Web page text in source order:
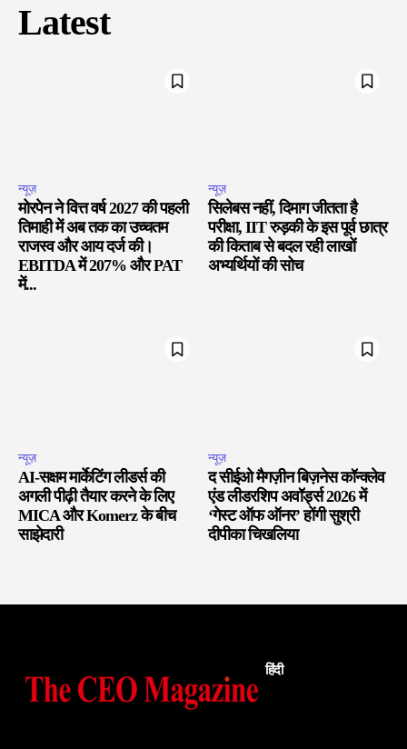
Latest
न्यूज़
मोरपेन ने वित्त वर्ष 2027 की पहली
तिमाही में अब तक का उच्चतम
राजस्व और आय दर्ज की।
EBITDA में 207% और PAT
में...
न्यूज़
सिलेबस नहीं, दिमाग जीतता है
परीक्षा, IIT रुड़की के इस पूर्व छात्र
की किताब से बदल रही लाखों
अभ्यर्थियों की सोच
न्यूज़
AI-सक्षम मार्केटिंग लीडर्स की
अगली पीढ़ी तैयार करने के लिए
MICA और Komerz के बीच
साझेदारी
न्यूज़
द सीईओ मैगज़ीन बिज़नेस कॉन्क्लेव
एंड लीडरशिप अवॉर्ड्स 2026 में
‘गेस्ट ऑफ ऑनर’ होंगी सुश्री
दीपीका चिखलिया
हिंदी